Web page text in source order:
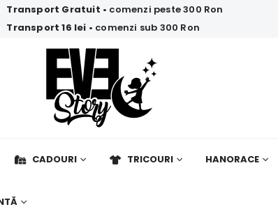
Transport Gratuit • comenzi peste 300 Ron
Transport 16 lei • comenzi sub 300 Ron
CADOURI TRICOURI HANORACE